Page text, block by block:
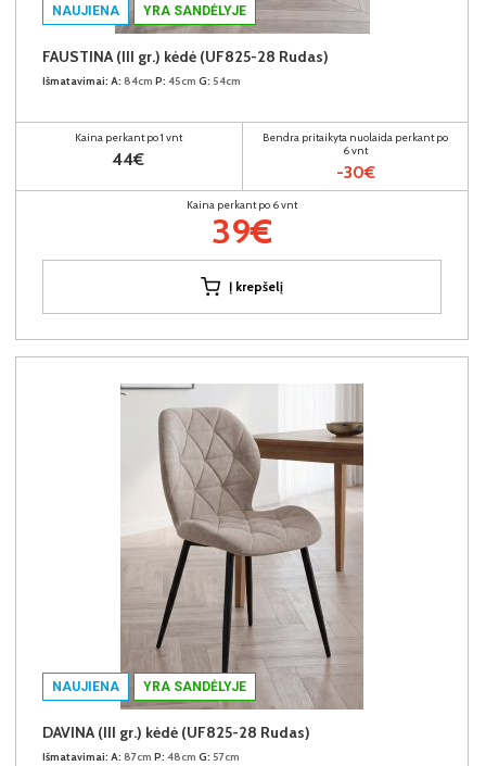
NAUJIENA YRA SANDĖLYJE
FAUSTINA (III gr.) kėdė (UF825-28 Rudas)
Išmatavimai: A: 84cm P: 45cm G: 54cm
Kaina perkant po 1 vnt
44€
Bendra pritaikyta nuolaida perkant po
6 vnt
-30€
Kaina perkant po 6 vnt
39€
Į krepšelį
NAUJIENA YRA SANDĖLYJE
DAVINA (III gr.) kėdė (UF825-28 Rudas)
Išmatavimai: A: 87cm P: 48cm G: 57cm